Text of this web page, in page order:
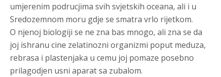
umjerenim podrucjima svih svjetskih oceana, ali i u
Sredozemnom moru gdje se smatra vrlo rijetkom.
O njenoj biologiji se ne zna bas mnogo, ali zna se da
joj ishranu cine zelatinozni organizmi poput meduza,
rebrasa i plastenjaka u cemu joj pomaze posebno
prilagodjen usni aparat sa zubalom.